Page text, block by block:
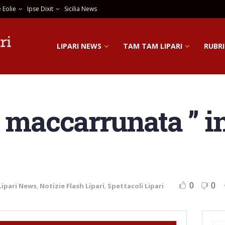
Eolie Ipse Dixit Sicilia News
LIPARI NEWS TAM TAM LIPARI
maccarrunata ”
News, Notizie Flash Lipari, Spettacoli Lipari 0 0